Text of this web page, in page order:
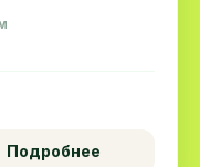
Подробнее